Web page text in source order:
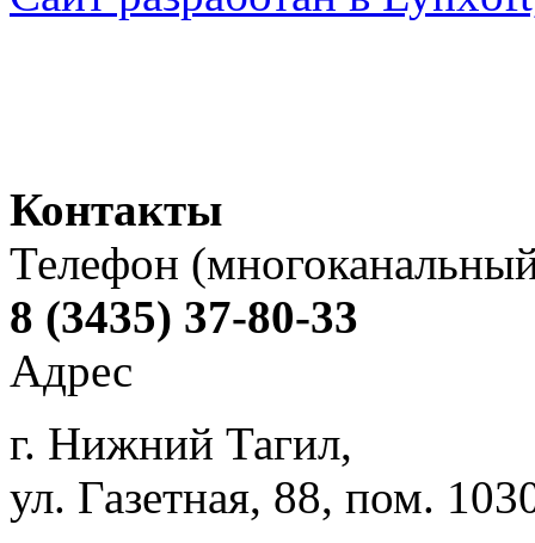
Контакты
Телефон
8 (3435) 37-80-33
Адрес
г. Нижний Тагил,
ул. Газетная, 88, пом.